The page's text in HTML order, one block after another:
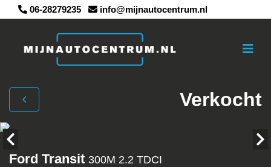
06-28279235 info@mijnautocentrum.nl
Verkocht
Ford Transit 300M 2.2 TDCI